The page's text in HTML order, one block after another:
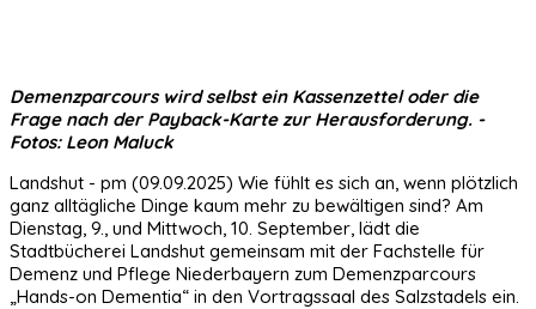
Demenzparcours wird selbst ein Kassenzettel oder die
Frage nach der Payback-Karte zur Herausforderung. -
Fotos: Leon Maluck
Landshut - pm (09.09.2025) Wie fühlt es sich an, wenn plötzlich
ganz alltägliche Dinge kaum mehr zu bewältigen sind? Am
Dienstag, 9., und Mittwoch, 10. September, lädt die
Stadtbücherei Landshut gemeinsam mit der Fachstelle für
Demenz und Pflege Niederbayern zum Demenzparcours
„Hands-on Dementia“ in den Vortragssaal des Salzstadels ein.